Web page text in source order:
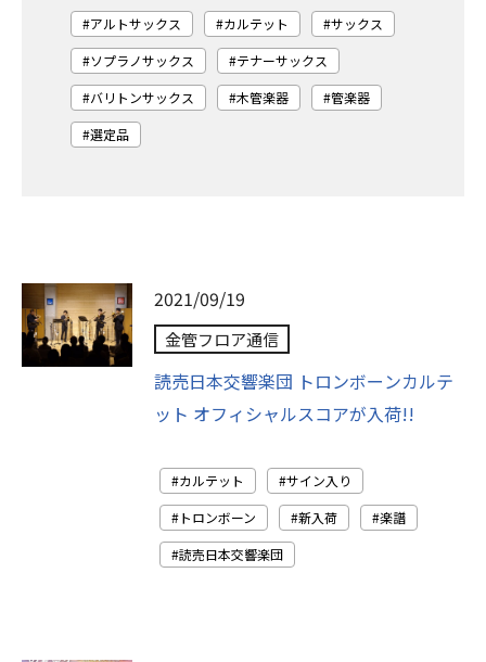
アルトサックス カルテット
サックス
ソプラノサックス
テナーサックス
バリトンサックス
木管楽器
管楽器
選定品
2021/09/19
金管フロア通信
読売日本交響楽団 トロンボーンカルテ
ット オフィシャルスコアが入荷!!
カルテット
サイン入り
トロンボーン
新入荷
楽譜
読売日本交響楽団